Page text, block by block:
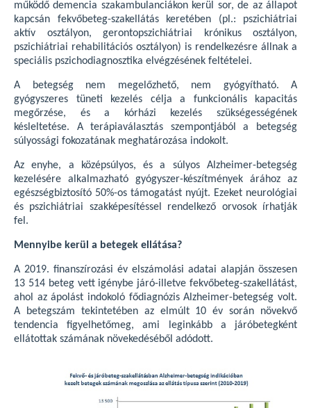
működő demencia szakambulanciákon kerül sor, de az állapot
kapcsán fekvőbeteg-szakellátás keretében (pl.: pszichiátriai
aktív osztályon, gerontopszichiátriai krónikus osztályon,
pszichiátriai rehabilitációs osztályon) is rendelkezésre állnak a
speciális pszichodiagnosztika elvégzésének feltételei.
A betegség nem megelőzhető, nem gyógyítható. A
gyógyszeres tüneti kezelés célja a funkcionális kapacitás
megőrzése, és a kórházi kezelés szükségességének
késleltetése. A terápiaválasztás szempontjából a betegség
súlyossági fokozatának meghatározása indokolt.
Az enyhe, a középsúlyos, és a súlyos Alzheimer-betegség
kezelésére alkalmazható gyógyszer-készítmények árához az
egészségbiztosító 50%-os támogatást nyújt. Ezeket neurológiai
és pszichiátriai szakképesítéssel rendelkező orvosok írhatják
fel.
Mennyibe kerül a betegek ellátása?
A 2019. finanszírozási év elszámolási adatai alapján összesen
13 514 beteg vett igénybe járó-illetve fekvőbeteg-szakellátást,
ahol az ápolást indokoló fődiagnózis Alzheimer-betegség volt.
A betegszám tekintetében az elmúlt 10 év során növekvő
tendencia figyelhetőmeg, ami leginkább a járóbetegként
ellátottak számának növekedéséből adódott.